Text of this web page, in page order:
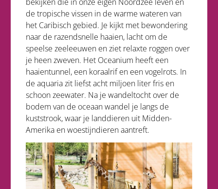
de tropische vissen in de warme wateren van
het Caribisch gebied. Je kijkt met bewondering
naar de razendsnelle haaien, lacht om de
speelse zeeleeuwen en ziet relaxte roggen over
je heen zweven. Het Oceanium heeft een
haaientunnel, een koraalrif en een vogelrots. In
de aquaria zit liefst acht miljoen liter fris en
schoon zeewater. Na je wandeltocht over de
bodem van de oceaan wandel je langs de
kuststrook, waar je landdieren uit Midden-
Amerika en woestijndieren aantreft.